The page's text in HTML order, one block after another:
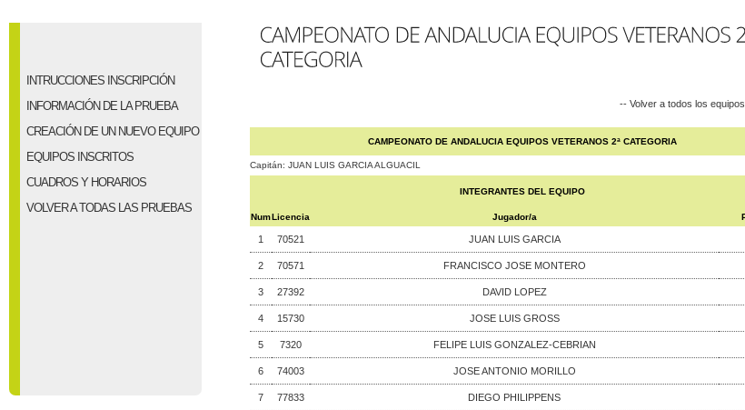
INTRUCCIONES INSCRIPCIÓN
INFORMACIÓN DE LA PRUEBA
CREACIÓN DE UN NUEVO EQUIPO
EQUIPOS INSCRITOS
CUADROS Y HORARIOS
VOLVER A TODAS LAS PRUEBAS
-- Volver a todos los
CAMPEONATO DE ANDALUCIA EQUIPOS VETERANOS 2ª CATEGORIA
Capitán: JUAN LUIS GARCIA ALGUACIL
INTEGRANTES DEL EQUIPO
NumLicencia Jugador/a
1 70521 JUAN LUIS GARCIA
2 70571 FRANCISCO JOSE MONTERO
3 27392 DAVID LOPEZ
4 15730 JOSE LUIS GROSS
5 7320 FELIPE LUIS GONZALEZ-CEBRIAN
6 74003 JOSE ANTONIO MORILLO
7 77833 DIEGO PHILIPPENS